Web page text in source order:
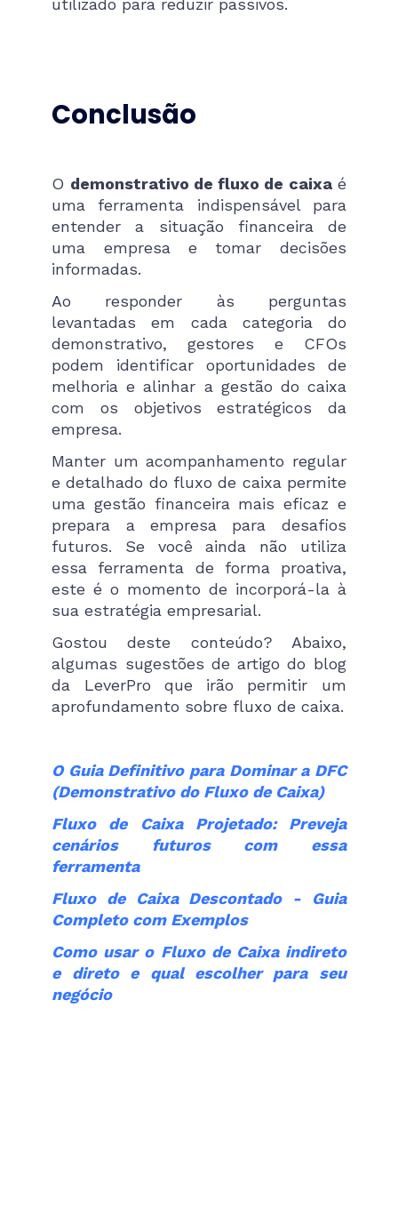
Conclusão
O demonstrativo de fluxo de caixaé
uma ferramenta indispensável para
entender a situação financeira de
uma empresa e tomar decisões
informadas.
Ao responder às perguntas
levantadas em cada categoria do
demonstrativo, gestores e CFOs
podem identificar oportunidades de
melhoria e alinhar a gestão do caixa
com os objetivos estratégicos da
empresa.
Manter um acompanhamento regular
e detalhado do fluxo de caixa permite
uma gestão financeira mais eficaz e
prepara a empresa para desafios
futuros. Se você ainda não utiliza
essa ferramenta de forma proativa,
este é o momento de incorporá-la à
sua estratégia empresarial.
Gostou deste conteúdo? Abaixo,
algumas sugestões de artigo do blog
da LeverPro que irão permitir um
aprofundamento sobre fluxo de caixa.
O Guia Definitivo para Dominar a DFC
(Demonstrativo do Fluxo de Caixa)
Fluxo de Caixa Projetado: Preveja
cenários futuros com essa
ferramenta
Fluxo de Caixa Descontado - Guia
Completo com Exemplos
Como usar o Fluxo de Caixa indireto
e direto e qual escolher para seu
negócio